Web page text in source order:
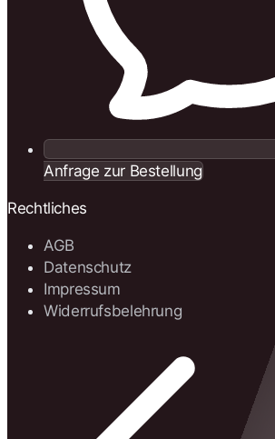
Anfrage zur Bestellung
Rechtliches
AGB
Datenschutz
Impressum
Widerrufsbelehrung